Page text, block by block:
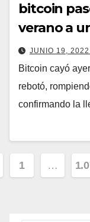
bitcoin
verano a
JUNIO 19, 2022
Bitcoin cayó
rebotó,
confirmando la
1 …